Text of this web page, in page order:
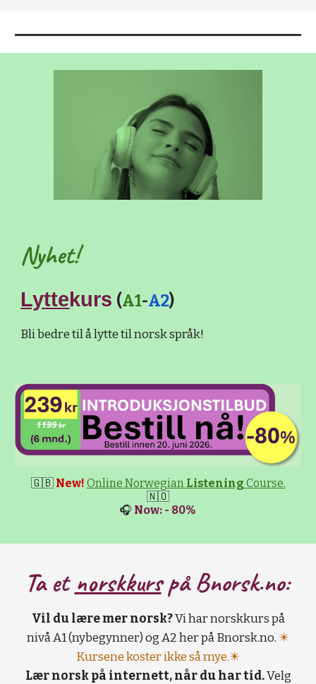
Nyhet!
Lyttekurs (A1-A2)
Bli bedre til å lytte til norsk språk!
🇬🇧 New! Online Norwegian Listening Course.
🇳🇴
🎧 Now: - 80%
Ta et norskkurspå Bnorsk.no:
Vil du lære mer norsk?Vi har norskkurs på
nivå A1 (nybegynner) og A2 her på Bnorsk.no. ✴️
Kursene koster ikke så mye.✴️
Lær norsk på internett, når du har tid.Velg